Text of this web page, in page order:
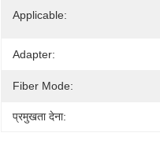
Applicable:
Adapter:
Fiber Mode:
प्रमुखता देना: